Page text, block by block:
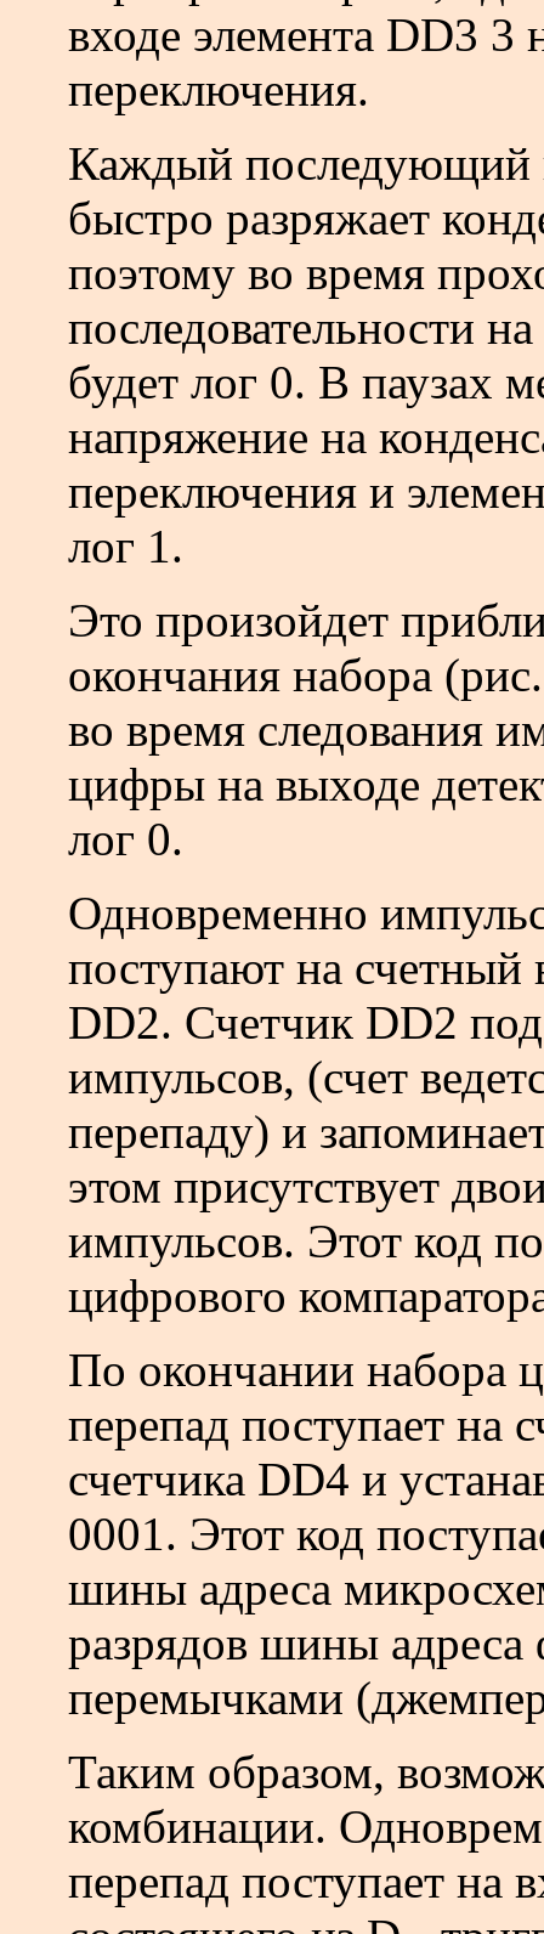
входе элемента DD3 3
переключения.
Каждый последующий
быстро разряжает
поэтому во время
последовательности
будет лог 0. В паузах
напряжение на
переключения и
лог 1.
Это произойдет
окончания набора
во время следования
цифры на выходе
лог 0.
Одновременно
поступают на счетный
DD2. Счетчик DD2
импульсов, (счет
перепаду) и
этом присутствует
импульсов. Этот код
цифрового
По окончании набора
перепад поступает на
счетчика DD4 и
0001. Этот код
шины адреса
разрядов шины
перемычками
Таким образом,
комбинации.
перепад поступает на